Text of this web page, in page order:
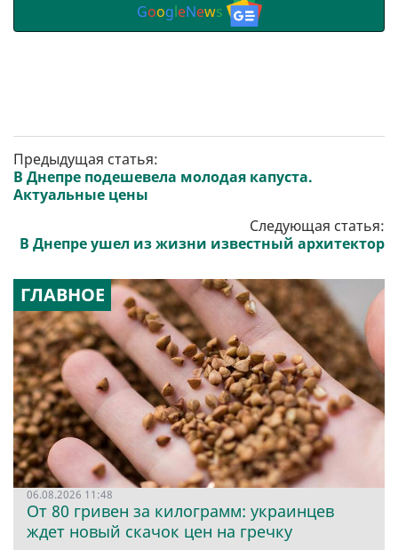
GoogleNews
Предыдущая статья:
В Днепре подешевела молодая капуста.
Актуальные цены
Следующая статья:
В Днепре ушел из жизни известный архитектор
ГЛАВНОЕ
06.08.2026 11:48
От 80 гривен за килограмм: украинцев
ждет новый скачок цен на гречку